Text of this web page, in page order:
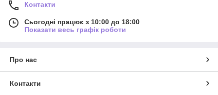
Контакти
Сьогодні працює з 10:00 до 18:00
Показати весь графік роботи
Про нас
Контакти